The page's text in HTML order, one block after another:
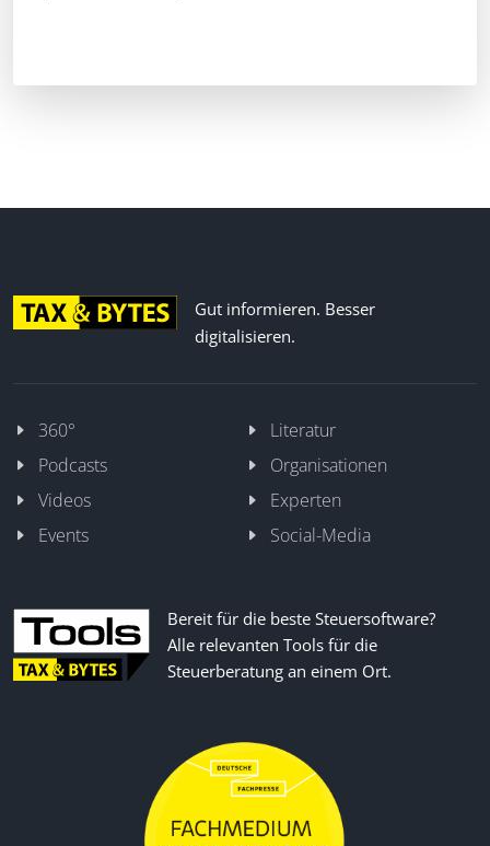
Gut informieren. Besser
digitalisieren.
360°
Literatur
Podcasts
Organisationen
Videos
Experten
Events
Social-Media
Bereit für die beste Steuersoftware?
Alle relevanten Tools für die
Steuerberatung an einem Ort.